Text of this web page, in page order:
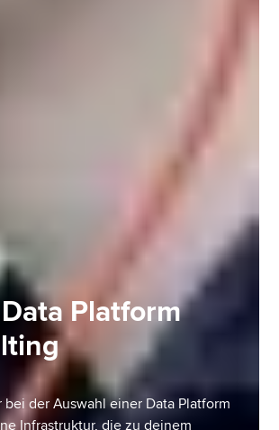
Platform
der Auswahl einer Data Platform
Infrastruktur, die zu deinem